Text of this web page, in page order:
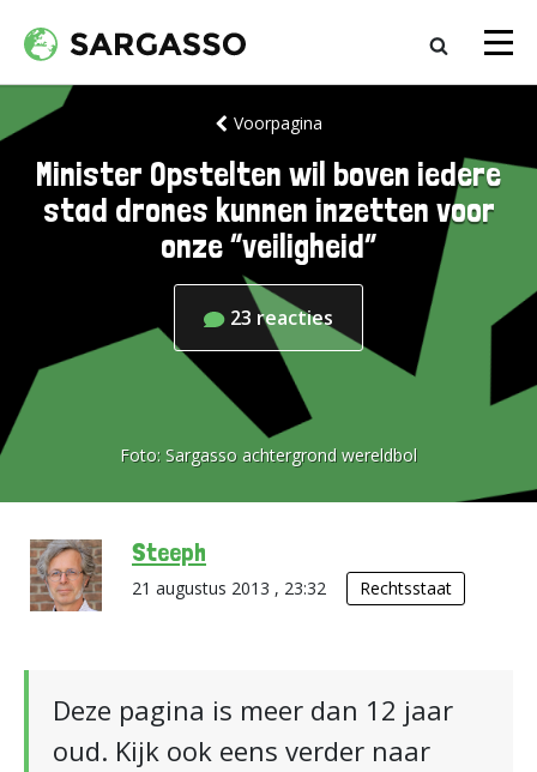
Voorpagina
Minister Opstelten wil boven iedere
stad drones kunnen inzetten voor
onze “veiligheid”
23 reacties
Foto: Sargasso achtergrond wereldbol
Steeph
21 augustus 2013 , 23:32 Rechtsstaat
Deze pagina is meer dan 12 jaar
oud. Kijk ook eens verder naar